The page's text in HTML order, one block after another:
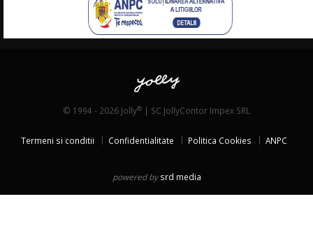
© 1994 - 2026 Jolly® | SC JollyContor Impex SRL
Termeni si conditii Confidentialitate Politica Cookies ANPC
powered by srd media